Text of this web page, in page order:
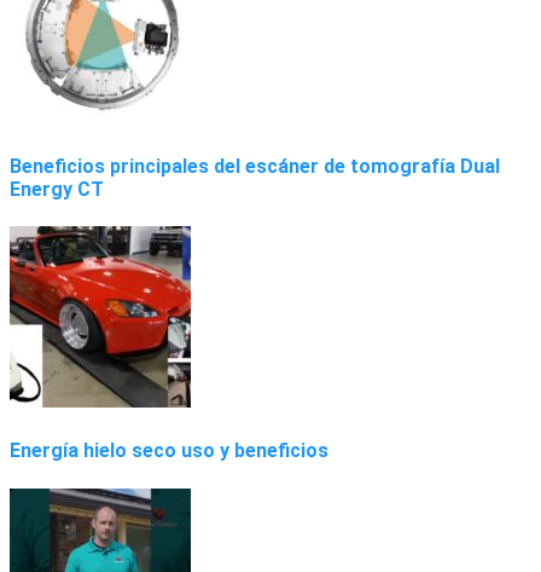
Beneficios principales del escáner de tomografía Dual
Energy CT
Energía hielo seco uso y beneficios